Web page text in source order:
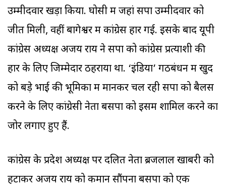
उम्मीदवार खड़ा किया. घोसी में जहां सपा उम्मीदवार को
जीत मिली, वहीं बागेश्वर में कांग्रेस हार गई. इसके बाद यूपी
कांग्रेस अध्यक्ष अजय राय ने सपा को कांग्रेस प्रत्याशी की
हार के लिए जिम्मेदार ठहराया था. ‘इंडिया’ गठबंधन में खुद
को बड़े भाई की भूमिका में मानकर चल रही सपा को बैलेंस
करने के‍ लिए कांग्रेसी नेता बसपा को इसमें शामिल करने का
जोर लगाए हुए हैं.
कांग्रेस के प्रदेश अध्यक्ष पर दलित नेता ब्रजलाल खाबरी को
हटाकर अजय राय को कमान सौंपना बसपा को एक